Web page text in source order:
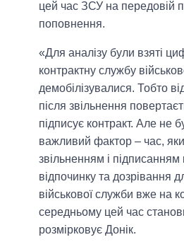
цей час ЗСУ на передовій
поповнення.
«Для аналізу були взяті
контрактну службу
демобілізувалися. Тобто
після звільнення
підписує контракт. Але не
важливий фактор – час,
звільненням і підписанням
відпочинку та дозрівання
військової служби вже на
середньому цей час
розмірковує Донік.